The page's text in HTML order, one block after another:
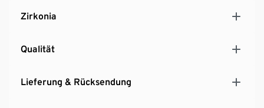
Zirkonia
Qualität
Lieferung & Rücksendung